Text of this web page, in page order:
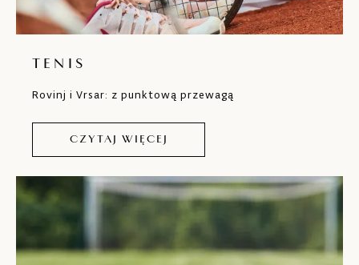
TENIS
Rovinj i Vrsar: z punktową przewagą
CZYTAJ WIĘCEJ